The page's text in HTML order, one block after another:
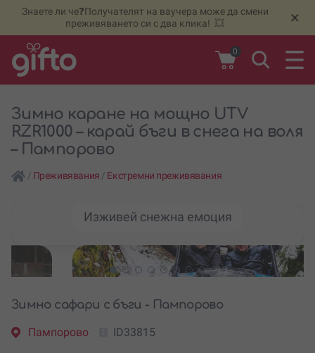
Знаете ли че❓Получателят на ваучера може да смени
преживяването си с два клика! 💥
×
0
Зимно каране на мощно UTV
RZR1000 – карай бъги в снега на воля
– Пампорово
/ Преживявания / Екстремни преживявания
Изживей снежна емоция
Зимно сафари с бъги - Пампорово
Пампорово ID33815